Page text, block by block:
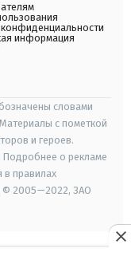
информация
словами
с пометкой
и героев.
Подробнее о рекламе
в правилах
© 2005—2022, ЗАО